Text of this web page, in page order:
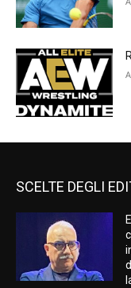
SCELTE DEGLI